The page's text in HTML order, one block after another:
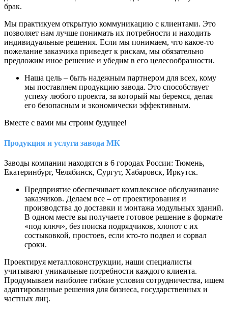
брак.
Мы практикуем открытую коммуникацию с клиентами. Это
позволяет нам лучше понимать их потребности и находить
индивидуальные решения. Если мы понимаем, что какое-то
пожелание заказчика приведет к рискам, мы обязательно
предложим иное решение и убедим в его целесообразности.
Наша цель – быть надежным партнером для всех, кому
мы поставляем продукцию завода. Это способствует
успеху любого проекта, за который мы беремся, делая
его безопасным и экономически эффективным.
Вместе с вами мы строим будущее!
Продукция и услуги завода МК
Заводы компании находятся в 6 городах России: Тюмень,
Екатеринбург, Челябинск, Сургут, Хабаровск, Иркутск.
Предприятие обеспечивает комплексное обслуживание
заказчиков. Делаем все – от проектирования и
производства до доставки и монтажа модульных зданий.
В одном месте вы получаете готовое решение в формате
«под ключ», без поиска подрядчиков, хлопот с их
состыковкой, простоев, если кто-то подвел и сорвал
сроки.
Проектируя металлоконструкции, наши специалисты
учитывают уникальные потребности каждого клиента.
Продумываем наиболее гибкие условия сотрудничества, ищем
адаптированные решения для бизнеса, государственных и
частных лиц.